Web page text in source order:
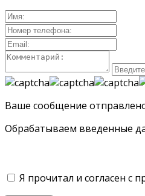
Ваше сообщение
Обрабатываем введенные
Я прочитал и согласен с